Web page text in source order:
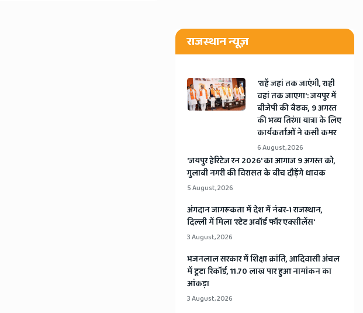
राजस्थान न्यूज़
'राहें जहां तक जाएंगी, राही
वहां तक जाएगा': जयपुर में
बीजेपी की बैठक, 9 अगस्त
की भव्य तिरंगा यात्रा के लिए
कार्यकर्ताओं ने कसी कमर
6 August, 2026
​'जयपुर हेरिटेज रन 2026' का आगाज 9 अगस्त को,
गुलाबी नगरी की विरासत के बीच दौड़ेंगे धावक
5 August, 2026
अंगदान जागरूकता में देश में नंबर-1 राजस्थान,
दिल्ली में मिला 'स्टेट अवॉर्ड फॉर एक्सीलेंस'
3 August, 2026
भजनलाल सरकार में शिक्षा क्रांति, आदिवासी अंचल
में टूटा रिकॉर्ड, 11.70 लाख पार हुआ नामांकन का
आंकड़ा
3 August, 2026